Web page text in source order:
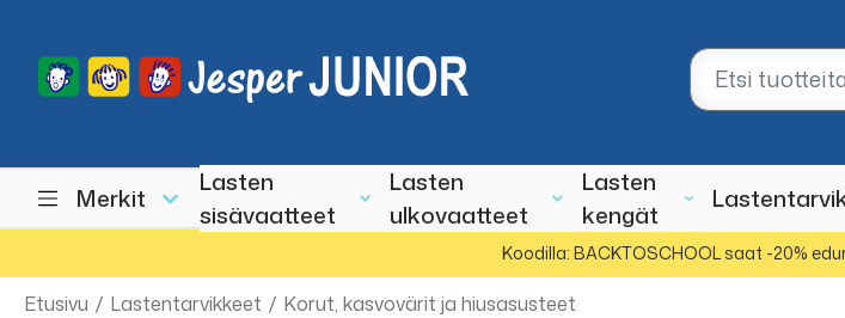
Merkit
Lasten
sisävaatteet
Lasten
ulkovaatteet
Lasten
kengät
Koodilla: BACKTOSCHOOL saat -20%
Etusivu / Lastentarvikkeet / Korut, kasvovärit ja hiusasusteet